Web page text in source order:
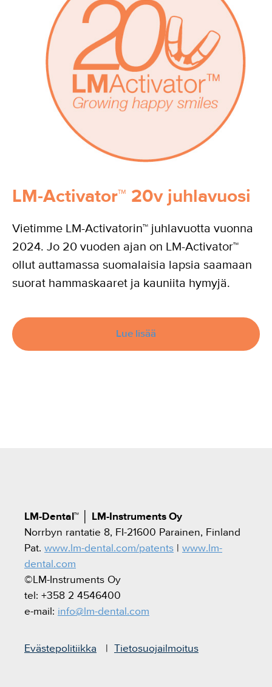
LM-Activator™ 20v juhlavuosi
Vietimme LM-Activatorin™ juhlavuotta vuonna
2024. Jo 20 vuoden ajan on LM-Activator™
ollut auttamassa suomalaisia lapsia saamaan
suorat hammaskaaret ja kauniita hymyjä.
Lue lisää
LM-Dental™
LM-Instruments Oy
Norrbyn rantatie 8, FI-21600 Parainen, Finland
Pat. www.lm-dental.com/patents
www.lm-
dental.com
©LM-Instruments Oy
tel: +358 2 4546400
e-mail: info@lm-dental.com
Evästepolitiikka Tietosuojailmoitus